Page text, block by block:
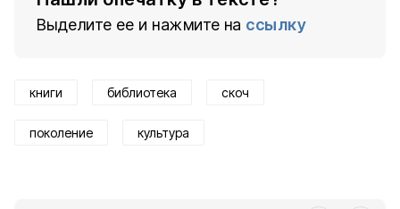
Выделите ее и нажмите на ссылку
книги библиотека скоч
поколение культура